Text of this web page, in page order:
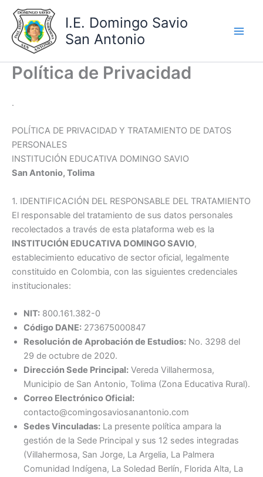
content
I.E. Domingo Savio
San Antonio
Política de Privacidad
.
POLÍTICA DE PRIVACIDAD Y TRATAMIENTO DE DATOS
PERSONALES
INSTITUCIÓN EDUCATIVA DOMINGO SAVIO
San Antonio, Tolima
1. IDENTIFICACIÓN DEL RESPONSABLE DEL TRATAMIENTO
El responsable del tratamiento de sus datos personales
recolectados a través de esta plataforma web es la
INSTITUCIÓN EDUCATIVA DOMINGO SAVIO,
establecimiento educativo de sector oficial, legalmente
constituido en Colombia, con las siguientes credenciales
institucionales:
NIT: 800.161.382-0
Código DANE: 273675000847
Resolución de Aprobación de Estudios: No. 3298 del
29 de octubre de 2020.
Dirección Sede Principal: Vereda Villahermosa,
Municipio de San Antonio, Tolima (Zona Educativa Rural).
Correo Electrónico Oficial:
contacto@comingosaviosanantonio.com
Sedes Vinculadas: La presente política ampara la
gestión de la Sede Principal y sus 12 sedes integradas
(Villahermosa, San Jorge, La Argelia, La Palmera
Comunidad Indígena, La Soledad Berlín, Florida Alta, La